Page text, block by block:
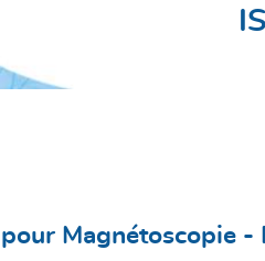
Magnétoscopie -